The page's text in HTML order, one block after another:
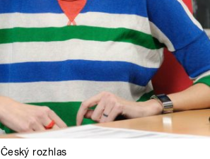
Český rozhlas